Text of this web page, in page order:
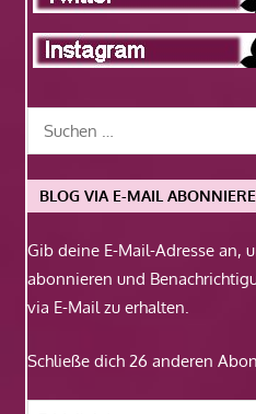
BLOG VIA E-MAIL
Gib deine E-Mail-Adresse an,
abonnieren und
via E-Mail zu erhalten.
Schließe dich 26 anderen